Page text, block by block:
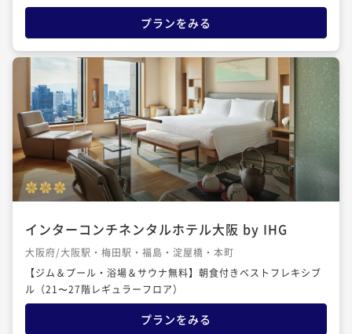
プランをみる
インターコンチネンタルホテル大阪 by IHG
大阪府/大阪駅・梅田駅・福島・淀屋橋・本町
【ジム＆プール・浴場＆サウナ無料】朝食付きベストフレキシブ
ル（21〜27階レギュラーフロア）
プランをみる